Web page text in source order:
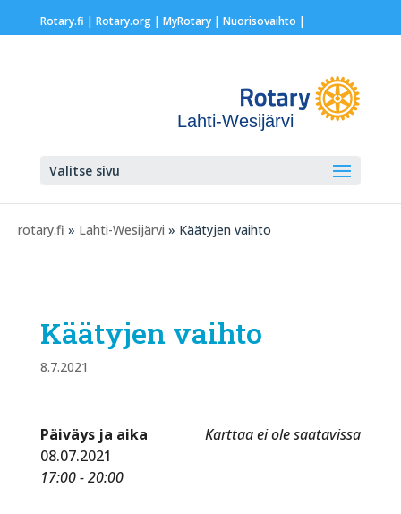
Rotary.fi | Rotary.org| MyRotary | Nuorisovaihto |
Lahti-Wesijärvi
Valitse sivu
rotary.fi » Lahti-Wesijärvi » Käätyjen vaihto
Käätyjen vaihto
8.7.2021
Karttaa ei ole saatavissa
Päiväys ja aika
08.07.2021
17:00 - 20:00